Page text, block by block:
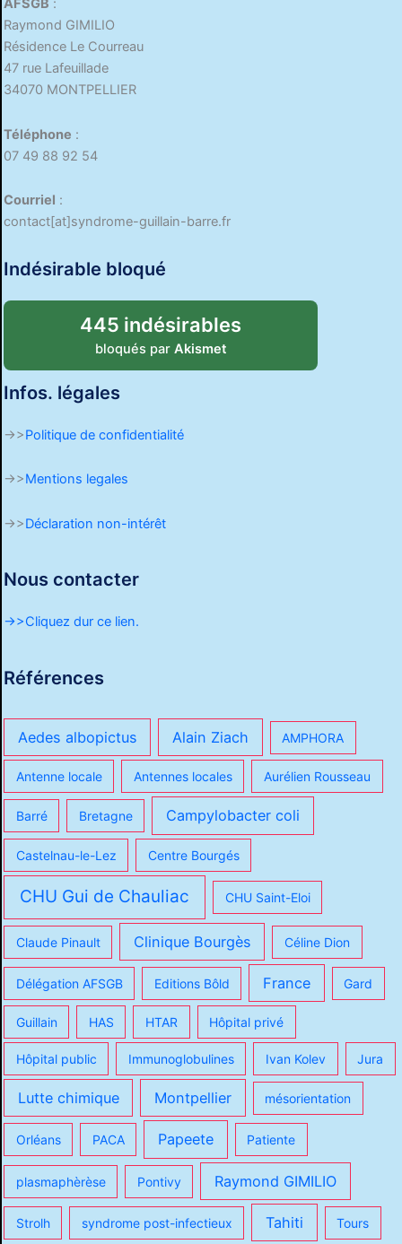
AFSGB :
Raymond GIMILIO
Résidence Le Courreau
47 rue Lafeuillade
34070 MONTPELLIER
Téléphone :
07 49 88 92 54
Courriel :
contact[at]syndrome-guillain-barre.fr
Indésirable bloqué
445 indésirables
bloqués par Akismet
Infos. légales
->>Politique de confidentialité
->>Mentions legales
->>Déclaration non-intérêt
Nous contacter
->>Cliquez dur ce lien.
Références
Aedes albopictus Alain Ziach AMPHORA
Antenne locale Antennes locales Aurélien Rousseau
Barré Bretagne Campylobacter coli
Castelnau-le-Lez Centre Bourgés
CHU Gui de Chauliac CHU Saint-Eloi
Claude Pinault Clinique Bourgès Céline Dion
Délégation AFSGB Editions Bôld France Gard
Guillain HAS HTAR Hôpital privé
Hôpital public Immunoglobulines Ivan Kolev Jura
Lutte chimique Montpellier mésorientation
Orléans PACA Papeete Patiente
plasmaphèrèse Pontivy Raymond GIMILIO
Strolh syndrome post-infectieux Tahiti Tours